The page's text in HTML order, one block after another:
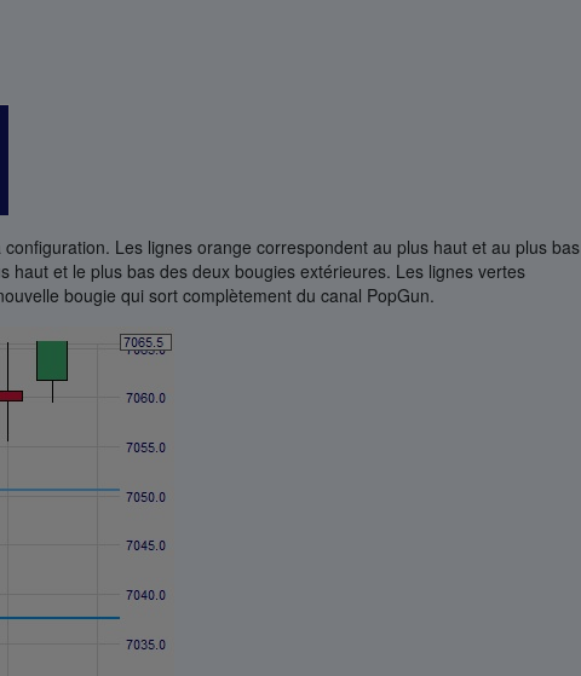
Les lignes orange correspondent au plus haut et au plus bas
et le plus bas des deux bougies extérieures. Les lignes vertes
bougie qui sort complètement du canal PopGun.